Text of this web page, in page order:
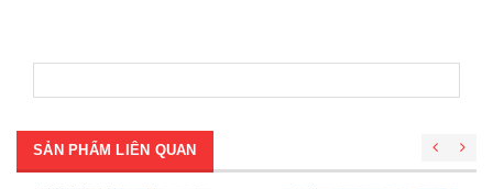
SẢN PHẨM LIÊN QUAN